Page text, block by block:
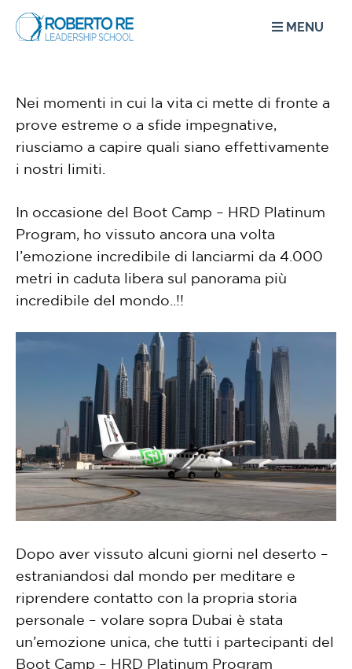
MENU
Nei momenti in cui la vita ci mette di fronte a
prove estreme o a sfide impegnative,
riusciamo a capire quali siano effettivamente
i nostri limiti.
In occasione del Boot Camp – HRD Platinum
Program, ho vissuto ancora una volta
l’emozione incredibile di lanciarmi da 4.000
metri in caduta libera sul panorama più
incredibile del mondo..!!
Dopo aver vissuto alcuni giorni nel deserto –
estraniandosi dal mondo per meditare e
riprendere contatto con la propria storia
personale – volare sopra Dubai è stata
un’emozione unica, che tutti i partecipanti del
Boot Camp – HRD Platinum Program